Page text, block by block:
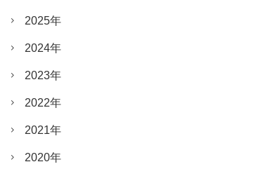
2025年
2024年
2023年
2022年
2021年
2020年